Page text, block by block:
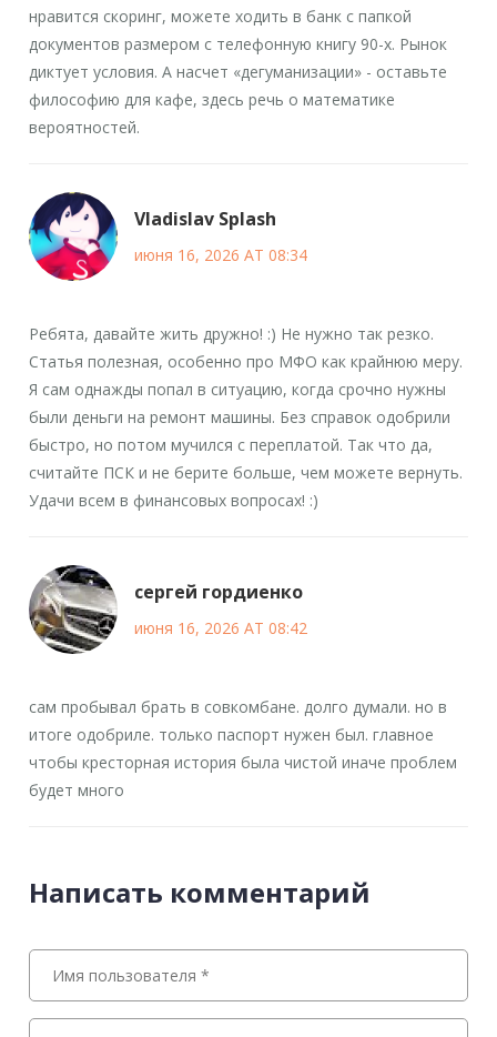
нравится скоринг, можете ходить в банк с папкой
документов размером с телефонную книгу 90-х. Рынок
диктует условия. А насчет «дегуманизации» - оставьте
философию для кафе, здесь речь о математике
вероятностей.
Vladislav Splash
июня 16, 2026 AT 08:34
Ребята, давайте жить дружно! :) Не нужно так резко.
Статья полезная, особенно про МФО как крайнюю меру.
Я сам однажды попал в ситуацию, когда срочно нужны
были деньги на ремонт машины. Без справок одобрили
быстро, но потом мучился с переплатой. Так что да,
считайте ПСК и не берите больше, чем можете вернуть.
Удачи всем в финансовых вопросах! :)
сергей гордиенко
июня 16, 2026 AT 08:42
сам пробывал брать в совкомбане. долго думали. но в
итоге одобриле. только паспорт нужен был. главное
чтобы кресторная история была чистой иначе проблем
будет много
Написать комментарий